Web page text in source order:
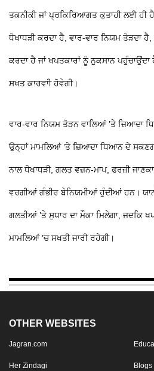
ਤਕਨੀਕੀ ਜਾਂ ਪ੍ਰਕਿਰਿਆਗਤ ਕੁਤਾਹੀ ਲਈ ਹੀ
ਧੋਖਾਧੜੀ ਕਰਦਾ ਹੈ, ਵਾਰ-ਵਾਰ ਨਿਯਮ ਤੋੜਦਾ
ਕਰਦਾ ਹੈ ਜਾਂ ਖਪਤਕਾਰਾਂ ਨੂੰ ਨੁਕਸਾਨ ਪਹੁੰਚਾਉਂਦਾ
ਸਖਤ ਕਾਰਵਾੀ ਹੋਵੇਗੀ।
ਵਾਰ-ਵਾਰ ਨਿਯਮ ਤੋੜਨ ਵਾਲਿਆਂ ’ਤੇ ਜ਼ਿਆਦਾ
ਉਨ੍ਹਾਂ ਮਾਮਲਿਆਂ ’ਤੇ ਜ਼ਿਆਦਾ ਧਿਆਨ ਦੇ
ਨਾਲ ਧੋਖਾਧੜੀ, ਗਲਤ ਵਜ਼ਨ-ਮਾਪ, ਫਰਜ਼ੀ
ਵਰਗੀਆਂ ਗੰਭੀਰ ਬੇਨਿਯਮੀਆਂ ਹੁੰਦੀਆਂ ਹਨ।
ਗਲਤੀਆਂ ’ਤੇ ਸੁਧਾਰ ਦਾ ਮੌਕਾ ਮਿਲੇਗਾ, ਜਦਕਿ
ਮਾਮਲਿਆਂ ’ਚ ਸਖਤੀ ਜਾਰੀ ਰਹੇਗੀ।
OTHER WEBSITES
Jagran.com
Her Zindagi Blogs